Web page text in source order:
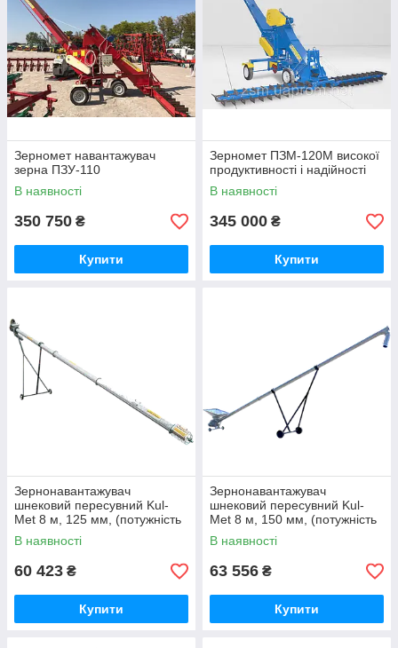
Зерномет навантажувач
зерна ПЗУ-110
В наявності
350 750 ₴
Купити
Зерномет ПЗМ-120М високої
продуктивності і надійності
В наявності
345 000 ₴
Купити
Зернонавантажувач
шнековий пересувний Kul-
Met 8 м, 125 мм, (потужність
1.5 кВт)
В наявності
60 423 ₴
Купити
Зернонавантажувач
шнековий пересувний Kul-
Met 8 м, 150 мм, (потужність
4.0 кВТ)
В наявності
63 556 ₴
Купити